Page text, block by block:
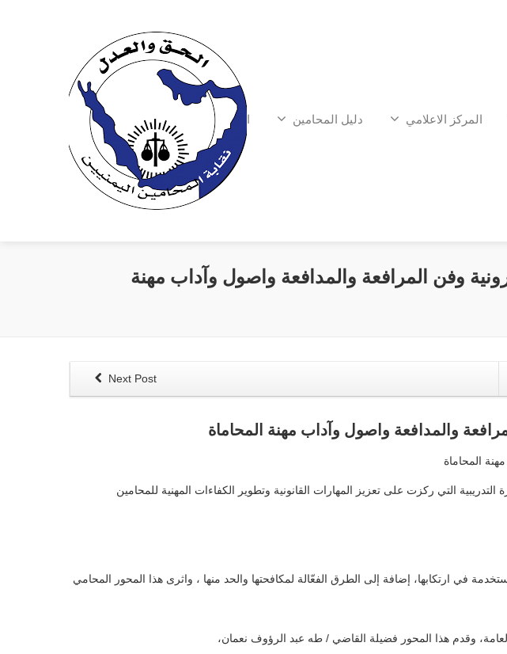
المركز الاعلامي دليل المحامين الشكاوي
وفن المرافعة والمدافعة واصول وآداب مهنة
Next Post
والمدافعة واصول وآداب مهنة المحاماة
المحاماة
التي ركزت على تعزيز المهارات القانونية وتطوير الكفاءات المهنية للمحامين
في ارتكابها، إضافة إلى الطرق الفعّالة لمكافحتها والحد منها ، واثرى هذا المحور المحامي
وقدم هذا المحور فضيلة القاضي / طه عبد الرؤوف نعمان،